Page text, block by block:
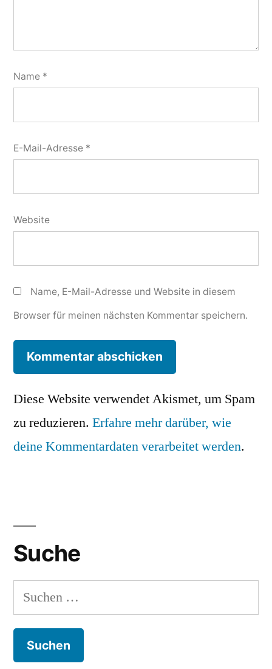
Name *
E-Mail-Adresse *
Website
Name, E-Mail-Adresse und Website in diesem
Browser für meinen nächsten Kommentar speichern.
Diese Website verwendet Akismet, um Spam
zu reduzieren. Erfahre mehr darüber, wie
deine Kommentardaten verarbeitet werden.
Suche
Suchen
nach: